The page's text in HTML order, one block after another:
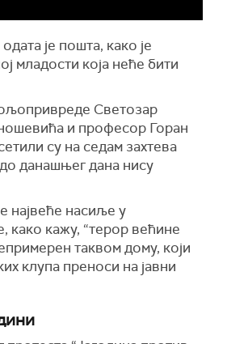
је пошта, како је
младости која неће бити
Светозар
и професор Горан
су на седам захтева
до данашњег дана нису
највеће насиље у
како кажу, “терор већине
таквом дому, који
клупа преноси на јавни